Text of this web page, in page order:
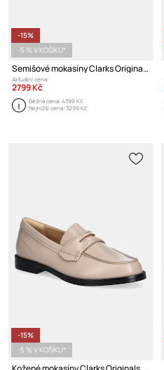
-15%
-5 % V KOŠÍKU*
Semišové mokasíny Clarks Originals Wallabee T Bar
Aktuální cena:
2799 Kč
Běžná cena:4399 Kč
Nejnižší cena:3299 Kč
-15%
-5 % V KOŠÍKU*